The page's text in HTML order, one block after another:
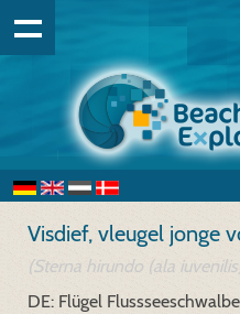
Visdief, vleugel jonge
(Sterna hirundo (ala
DE: Flügel